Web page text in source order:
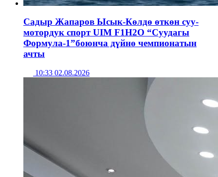
Садыр Жапаров Ысык-Көлдө өткөн суу-
мотордук спорт UIM F1H2O “Суудагы
Формула-1”боюнча дүйнө чемпионатын
ачты
10:33 02.08.2026